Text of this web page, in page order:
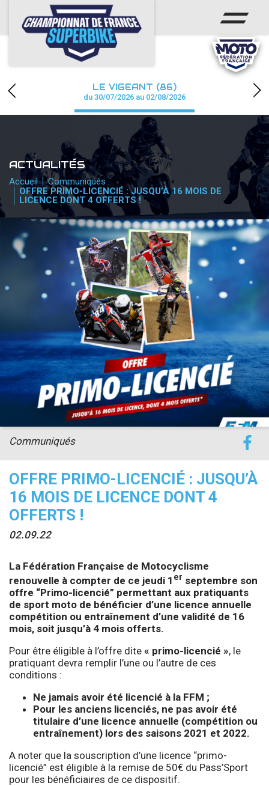
ACCUEIL
CHAMPIONNAT
CALENDRIER
PHOTOS / WEB TV
PARTENAIRES
PRESSE
PRESSE
accéder à la billetterie
LE VIGEANT (86)
du 30/07/2026 au 02/08/2026
ACTUALITÉS
Accueil
Communiqués
OFFRE PRIMO-LICENCIÉ : JUSQU’À 16 MOIS DE
LICENCE DONT 4 OFFERTS !
OFFRE PRIMO-LICENCIÉ : JUSQU’À
16 MOIS DE LICENCE DONT 4
OFFERTS !
02.09.22
Communiqués
La Fédération Française de Motocyclisme
renouvelle à compter de ce jeudi 1 er septembre son
offre “Primo-licencié” permettant aux pratiquants
de sport moto de bénéficier d’une licence annuelle
compétition ou entraînement d’une validité de 16
mois, soit jusqu’à 4 mois offerts.
Pour être éligible à l’offre dite « primo-licencié », le
pratiquant devra remplir l’une ou l’autre de ces
conditions :
Ne jamais avoir été licencié à la FFM ;
Pour les anciens licenciés, ne pas avoir été
titulaire d’une licence annuelle (compétition ou
entraînement) lors des saisons 2021 et 2022.
A noter que la souscription d’une licence “primo-
licencié” est éligible à la remise de 50€ du Pass’Sport
pour les bénéficiaires de ce dispositif.